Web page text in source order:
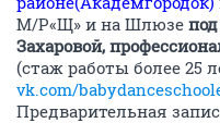
М/Р«Щ» и на Шлюзе
Захаровой,
(стаж работы более 25
vk.com/
Предварительная